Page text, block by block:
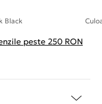
Black
peste 250 RON